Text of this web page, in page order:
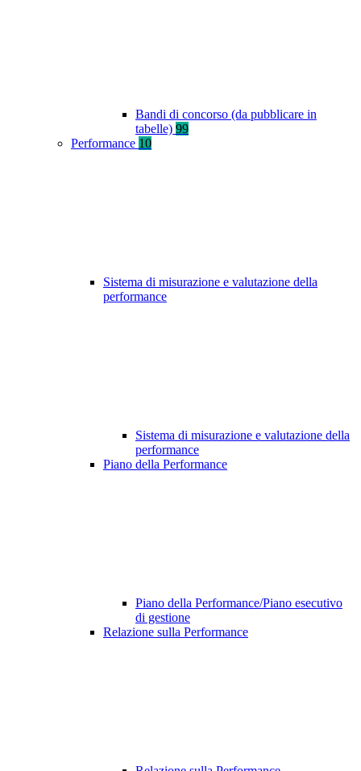
Bandi di concorso (da pubblicare in
tabelle) 99
Performance 10
Sistema di misurazione e valutazione della
performance
Sistema di misurazione e valutazione della
performance
Piano della Performance
Piano della Performance/Piano esecutivo
di gestione
Relazione sulla Performance